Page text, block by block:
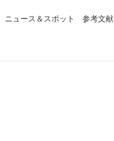
ニュース＆スポット 参考文献